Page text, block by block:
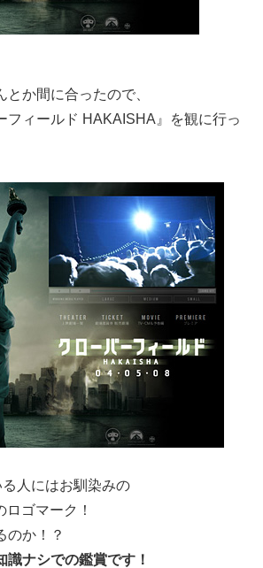
とか間に合ったので、
フィールド HAKAISHA』を観に行っ
る人にはお馴染みの
ロゴマーク！
のか！？
識ナシでの鑑賞です！